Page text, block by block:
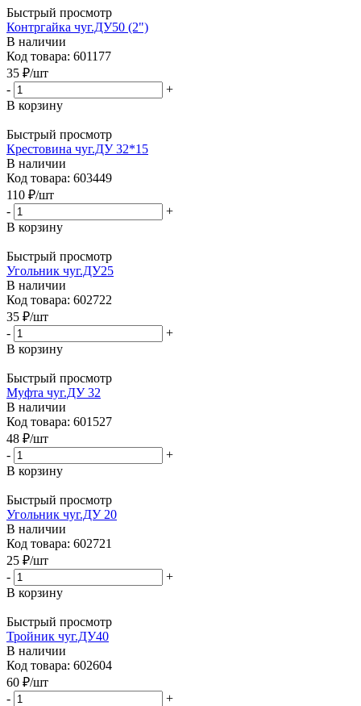
Быстрый просмотр
Контргайка чуг.ДУ50 (2")
В наличии
Код товара: 601177
35 ₽/шт
-
+
В корзину
Быстрый просмотр
Крестовина чуг.ДУ 32*15
В наличии
Код товара: 603449
110 ₽/шт
-
+
В корзину
Быстрый просмотр
Угольник чуг.ДУ25
В наличии
Код товара: 602722
35 ₽/шт
-
+
В корзину
Быстрый просмотр
Муфта чуг.ДУ 32
В наличии
Код товара: 601527
48 ₽/шт
-
+
В корзину
Быстрый просмотр
Угольник чуг.ДУ 20
В наличии
Код товара: 602721
25 ₽/шт
-
+
В корзину
Быстрый просмотр
Тройник чуг.ДУ40
В наличии
Код товара: 602604
60 ₽/шт
-
+